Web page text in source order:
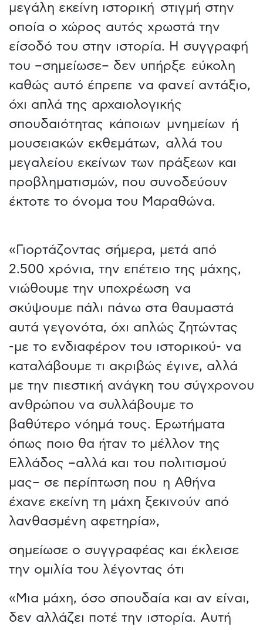
μεγάλη εκείνη ιστορική στιγμή στην
οποία ο χώρος αυτός χρωστά την
είσοδό του στην ιστορία. Η συγγραφή
του –σημείωσε– δεν υπήρξε εύκολη
καθώς αυτό έπρεπε να φανεί αντάξιο,
όχι απλά της αρχαιολογικής
σπουδαιότητας κάποιων μνημείων ή
μουσειακών εκθεμάτων, αλλά του
μεγαλείου εκείνων των πράξεων και
προβληματισμών, που συνοδεύουν
έκτοτε το όνομα του Μαραθώνα.
«Γιορτάζοντας σήμερα, μετά από
2.500 χρόνια, την επέτειο της μάχης,
νιώθουμε την υποχρέωση να
σκύψουμε πάλι πάνω στα θαυμαστά
αυτά γεγονότα, όχι απλώς ζητώντας
-με το ενδιαφέρον του ιστορικού- να
καταλάβουμε τι ακριβώς έγινε, αλλά
με την πιεστική ανάγκη του σύγχρονου
ανθρώπου να συλλάβουμε το
βαθύτερο νόημά τους. Ερωτήματα
όπως ποιο θα ήταν το μέλλον της
Ελλάδος –αλλά και του πολιτισμού
μας– σε περίπτωση που η Αθήνα
έχανε εκείνη τη μάχη ξεκινούν από
λανθασμένη αφετηρία»,
σημείωσε ο συγγραφέας και έκλεισε
την ομιλία του λέγοντας ότι
«Μια μάχη, όσο σπουδαία και αν είναι,
δεν αλλάζει ποτέ την ιστορία. Αυτή